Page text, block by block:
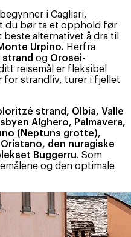
i Cagliari,
du bør ta et opphold før
alternativet å dra til
Urpino. Herfra
og Orosei-
reisemål er fleksibel
for strandliv, turer i fjellet
strand, Olbia, Valle
Alghero, Palmavera,
(Neptuns grotte),
den nuragiske
Buggerru. Som
og den optimale